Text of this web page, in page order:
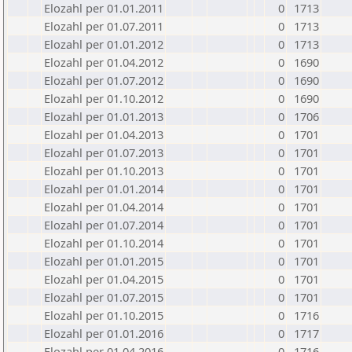
Elozahl per 01.01.2011 0
1713
Elozahl per 01.07.2011
0
1713
Elozahl per 01.01.2012
0
1713
Elozahl per 01.04.2012
0
1690
Elozahl per 01.07.2012
0
1690
Elozahl per 01.10.2012
0
1690
Elozahl per 01.01.2013
0
1706
Elozahl per 01.04.2013
0
1701
Elozahl per 01.07.2013
0
1701
Elozahl per 01.10.2013
0
1701
Elozahl per 01.01.2014
0
1701
Elozahl per 01.04.2014
0
1701
Elozahl per 01.07.2014
0
1701
Elozahl per 01.10.2014
0
1701
Elozahl per 01.01.2015
0
1701
Elozahl per 01.04.2015
0
1701
Elozahl per 01.07.2015
0
1701
Elozahl per 01.10.2015
0
1716
Elozahl per 01.01.2016
0
1717